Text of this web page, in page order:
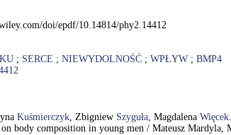
doi/epdf/10.14814/phy2.14412
; SERCE ; NIEWYDOLNOŚĆ ; WPŁYW ; BMP4
Kuśmierczyk, Zbigniew Szyguła, Magdalena Więcek.
body composition in young men / Mateusz